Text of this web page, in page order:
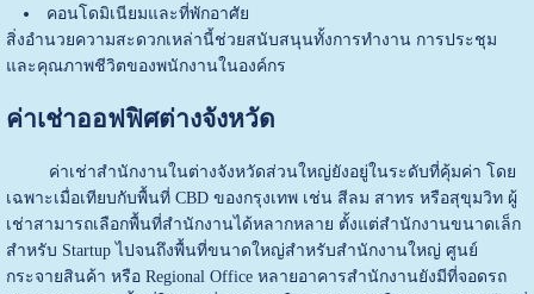
คอนโดมิเนียมและที่พักอาศัย
สิ่งอำนวยความสะดวกเหล่านี้ช่วยสนับสนุนทั้งการทำงาน การประชุม
และคุณภาพชีวิตของพนักงานในองค์กร
ค่าเช่าออฟฟิศต่างจังหวัด
ค่าเช่าสำนักงานในต่างจังหวัดส่วนใหญ่ยังอยู่ในระดับที่คุ้มค่า โดย
เฉพาะเมื่อเทียบกับพื้นที่ CBD ของกรุงเทพ เช่น สีลม สาทร หรือสุขุมวิท ผู้
เช่าสามารถเลือกพื้นที่สำนักงานได้หลากหลาย ตั้งแต่สำนักงานขนาดเล็ก
สำหรับ Startup ไปจนถึงพื้นที่ขนาดใหญ่สำหรับสำนักงานใหญ่ ศูนย์
กระจายสินค้า หรือ Regional Office หลายอาคารสำนักงานยังมีที่จอดรถ